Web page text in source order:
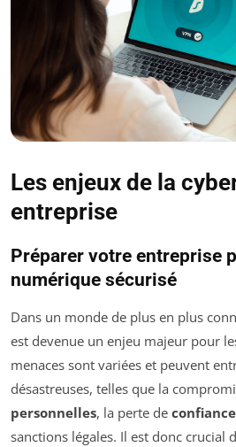
Les enjeux de la
entreprise
Préparer votre entreprise
numérique sécurisé
Dans un monde de plus en plus
est devenue un enjeu majeur pour
menaces sont variées et peuvent
désastreuses, telles que la
personnelles, la perte de
sanctions légales. Il est donc crucial